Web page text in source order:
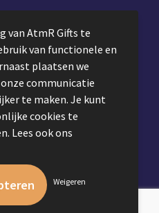
van AtmR Gifts te
van functionele en
plaatsen we
communicatie
te maken. Je kunt
cookies te
Lees ook ons
Weigeren